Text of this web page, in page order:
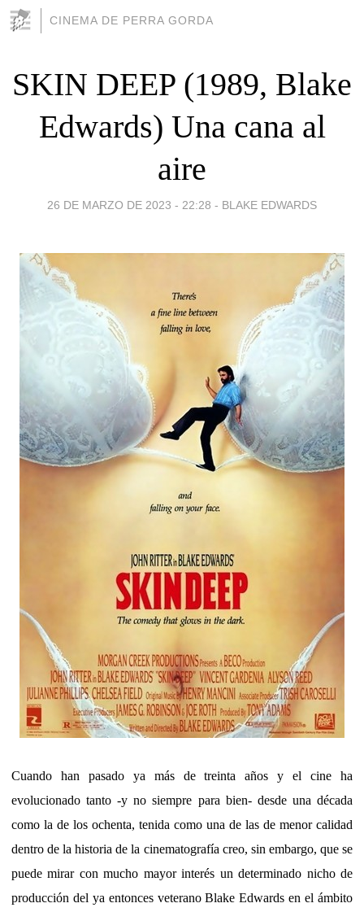
CINEMA DE PERRA GORDA
SKIN DEEP (1989, Blake
Edwards) Una cana al
aire
26 DE MARZO DE 2023 - 22:28 - BLAKE EDWARDS
Cuando han pasado ya más de treinta años y el cine ha
evolucionado tanto -y no siempre para bien- desde una década
como la de los ochenta, tenida como una de las de menor calidad
dentro de la historia de la cinematografía creo, sin embargo, que se
puede mirar con mucho mayor interés un determinado nicho de
producción del ya entonces veterano Blake Edwards en el ámbito